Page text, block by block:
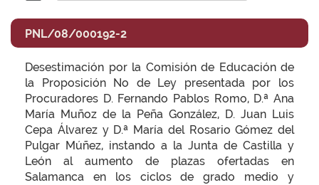
PNL/08/000192-2
Desestimación por la Comisión de Educación de
la Proposición No de Ley presentada por los
Procuradores D. Fernando Pablos Romo, D.ª Ana
María Muñoz de la Peña González, D. Juan Luis
Cepa Álvarez y D.ª María del Rosario Gómez del
Pulgar Múñez, instando a la Junta de Castilla y
León al aumento de plazas ofertadas en
Salamanca en los ciclos de grado medio y